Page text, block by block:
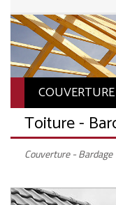
Toiture -
Couverture - Bardage